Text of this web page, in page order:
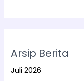
Arsip Berita
Juli 2026